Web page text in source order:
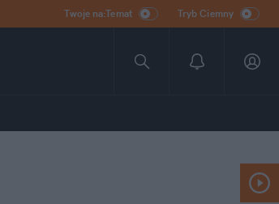
Twoje na:Temat Tryb Ciemny